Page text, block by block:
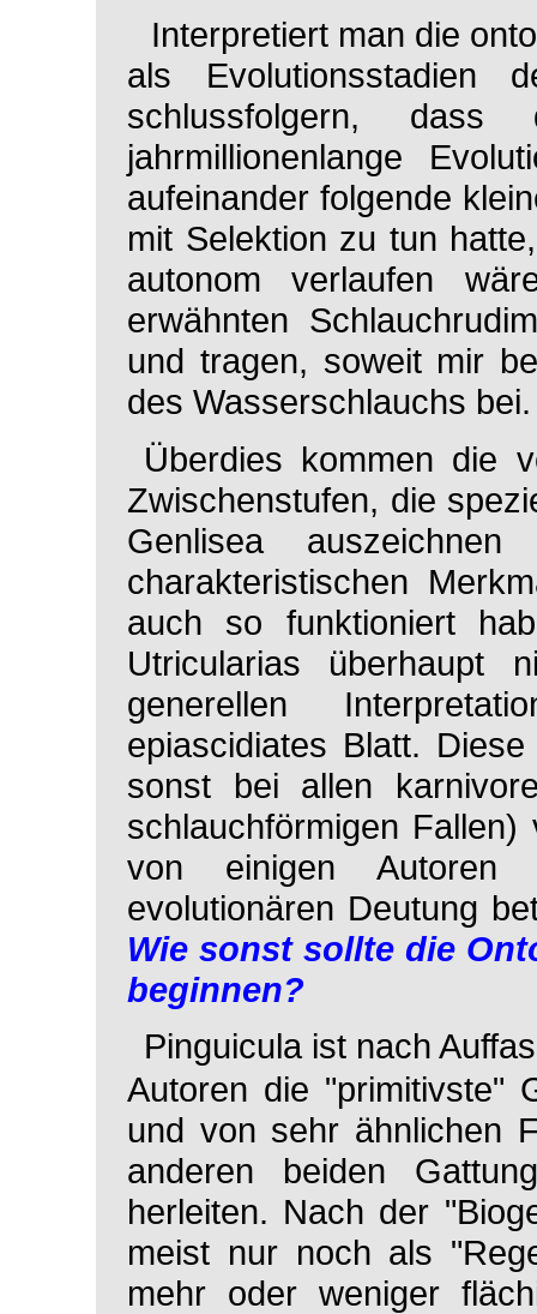
Interpretiert man die
als Evolutionsstadien
schlussfolgern, dass
jahrmillionenlange
aufeinander folgende
mit Selektion zu tun
autonom verlaufen
erwähnten
und tragen, soweit mir
des Wasserschlauchs bei.
Überdies kommen die
Zwischenstufen, die
Genlisea
charakteristischen
auch so funktioniert
Utricularias überhaupt
generellen
epiascidiates Blatt.
sonst bei allen
schlauchförmigen
von einigen Autoren
evolutionären Deutung
Wie sonst sollte die
beginnen?
Pinguicula ist nach
Autoren die "primitivste"
und von sehr ähnlichen
anderen beiden
herleiten. Nach der
meist nur noch als
mehr oder weniger